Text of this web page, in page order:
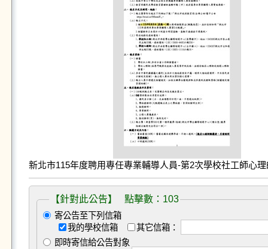
新北市115年度聘用專任專業輔導人員-第2次學校社工師心
【針對此公告】 點擊數：103
寄公告至下列信箱
我的學校信箱
其它信箱：
即時寄信給公告對象